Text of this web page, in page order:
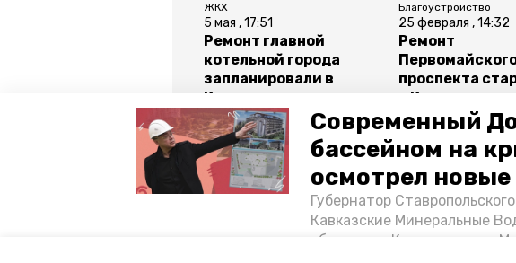
Современный
бассейном на
осмотрел
Губернатор
Кавказские Минеральные
объектов в Кисловодске и
ЖКХ
5 мая , 17:51
Ремонт главной
котельной города
запланировали в
Кисловодске
Благоустройство
25 февраля , 14:32
Ремонт
проспекта
в Кисловодске
Все новости
ремонт дорог